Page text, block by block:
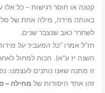
קטנה או חוסר רגישות – כל אלו
באותה מידה, מילה אחת של
לשחרר כאב שנצבר שנים.
חז”ל אמרו“כל המעביר על
השנה יז ע”א). הכוח למחול
זו מתנה שאנו נותנים לעצמנו:
זהו אחד היסודות של מחילה –